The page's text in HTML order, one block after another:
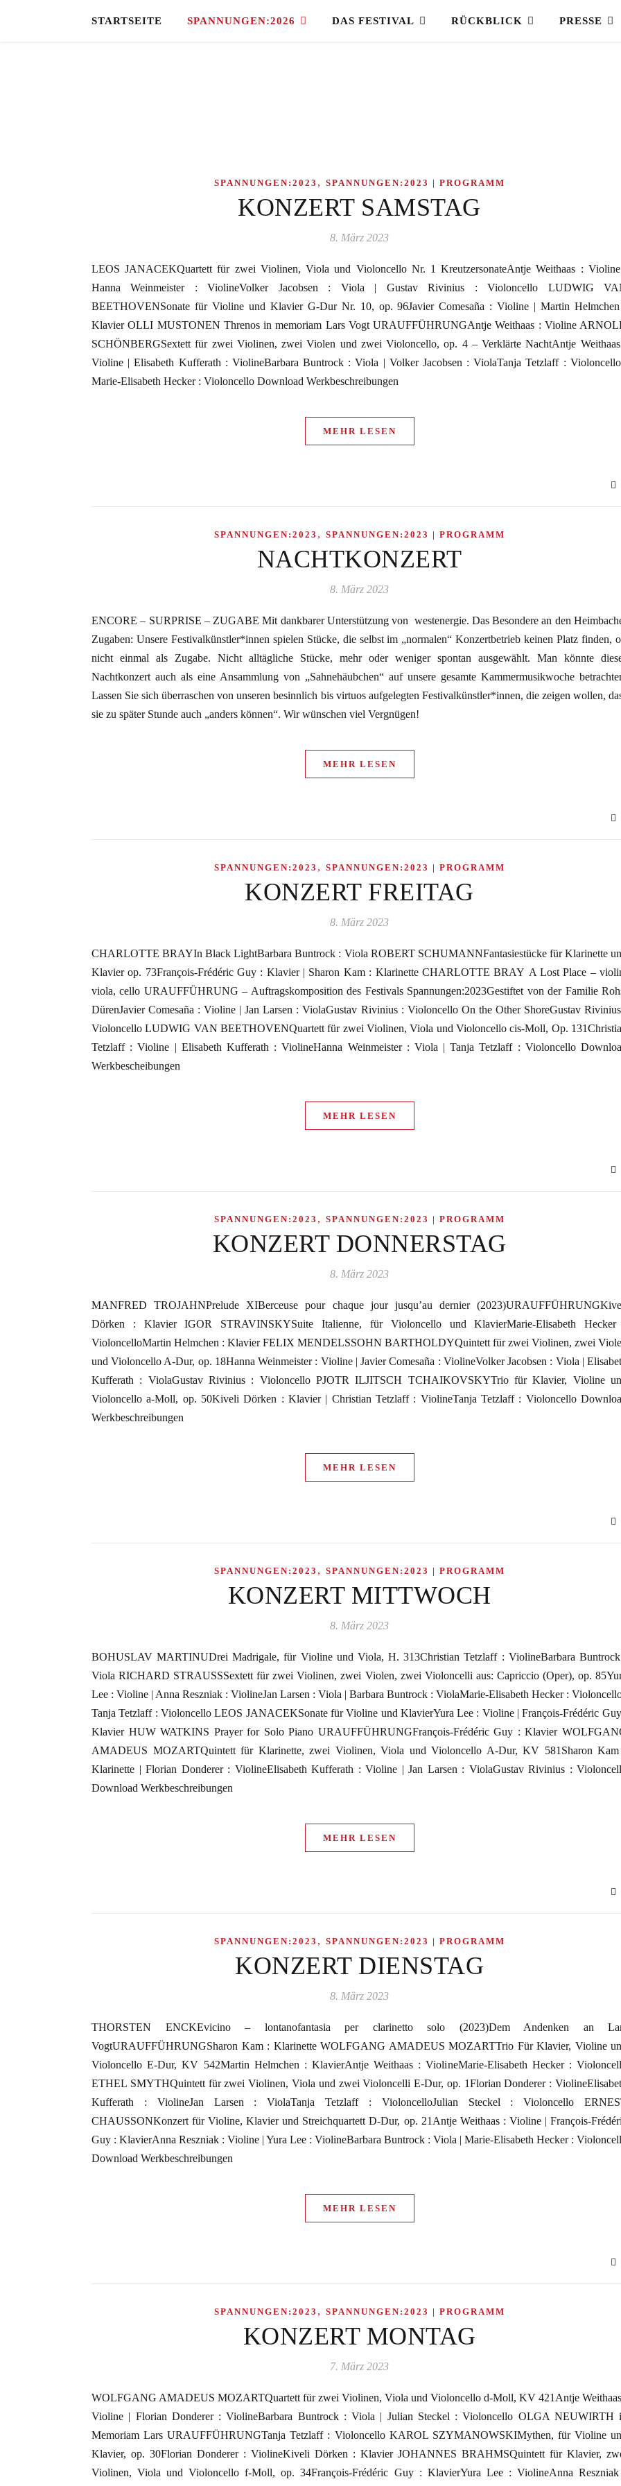
STARTSEITE SPANNUNGEN:2026 DAS FESTIVAL RÜCKBLICK PRESSE
SPANNUNGEN:2023 , SPANNUNGEN:2023 | PROGRAMM
KONZERT SAMSTAG
8. März 2023
LEOS JANACEKQuartett für zwei Violinen, Viola und Violoncello Nr. 1 KreutzersonateAntje Weithaas :
Hanna Weinmeister : ViolineVolker Jacobsen : Viola | Gustav Rivinius : Violoncello LUDWIG
BEETHOVENSonate für Violine und Klavier G-Dur Nr. 10, op. 96Javier Comesaña : Violine | Martin
Klavier OLLI MUSTONEN Threnos in memoriam Lars Vogt URAUFFÜHRUNGAntje Weithaas : Violine
SCHÖNBERGSextett für zwei Violinen, zwei Violen und zwei Violoncello, op. 4 – Verklärte NachtAntje
Violine | Elisabeth Kufferath : ViolineBarbara Buntrock : Viola | Volker Jacobsen : ViolaTanja Tetzlaff :
Marie-Elisabeth Hecker : Violoncello Download Werkbeschreibungen
MEHR LESEN
SPANNUNGEN:2023 , SPANNUNGEN:2023 | PROGRAMM
NACHTKONZERT
8. März 2023
ENCORE – SURPRISE – ZUGABE Mit dankbarer Unterstützung von westenergie. Das Besondere an den
Zugaben: Unsere Festivalkünstler*innen spielen Stücke, die selbst im „normalen“ Konzertbetrieb keinen Platz finden,
nicht einmal als Zugabe. Nicht alltägliche Stücke, mehr oder weniger spontan ausgewählt. Man könnte
Nachtkonzert auch als eine Ansammlung von „Sahnehäubchen“ auf unsere gesamte Kammermusikwoche
Lassen Sie sich überraschen von unseren besinnlich bis virtuos aufgelegten Festivalkünstler*innen, die zeigen wollen,
sie zu später Stunde auch „anders können“. Wir wünschen viel Vergnügen!
MEHR LESEN
SPANNUNGEN:2023 , SPANNUNGEN:2023 | PROGRAMM
KONZERT FREITAG
8. März 2023
CHARLOTTE BRAYIn Black LightBarbara Buntrock : Viola ROBERT SCHUMANNFantasiestücke für Klarinette
Klavier op. 73François-Frédéric Guy : Klavier | Sharon Kam : Klarinette CHARLOTTE BRAY A Lost Place –
viola, cello URAUFFÜHRUNG – Auftragskomposition des Festivals Spannungen:2023Gestiftet von der Familie
DürenJavier Comesaña : Violine | Jan Larsen : ViolaGustav Rivinius : Violoncello On the Other ShoreGustav
Violoncello LUDWIG VAN BEETHOVENQuartett für zwei Violinen, Viola und Violoncello cis-Moll, Op.
Tetzlaff : Violine | Elisabeth Kufferath : ViolineHanna Weinmeister : Viola | Tanja Tetzlaff : Violoncello
Werkbescheibungen
MEHR LESEN
SPANNUNGEN:2023 , SPANNUNGEN:2023 | PROGRAMM
KONZERT DONNERSTAG
8. März 2023
MANFRED TROJAHNPrelude XIBerceuse pour chaque jour jusqu’au dernier
Dörken : Klavier IGOR STRAVINSKYSuite Italienne, für Violoncello und KlavierMarie-Elisabeth
VioloncelloMartin Helmchen : Klavier FELIX MENDELSSOHN BARTHOLDYQuintett für zwei Violinen, zwei
und Violoncello A-Dur, op. 18Hanna Weinmeister : Violine | Javier Comesaña : ViolineVolker Jacobsen : Viola |
Kufferath : ViolaGustav Rivinius : Violoncello PJOTR ILJITSCH TCHAIKOVSKYTrio für Klavier, Violine
Violoncello a-Moll, op. 50Kiveli Dörken : Klavier | Christian Tetzlaff : ViolineTanja Tetzlaff : Violoncello
Werkbeschreibungen
MEHR LESEN
SPANNUNGEN:2023 , SPANNUNGEN:2023 | PROGRAMM
KONZERT MITTWOCH
8. März 2023
BOHUSLAV MARTINUDrei Madrigale, für Violine und Viola, H. 313Christian Tetzlaff : ViolineBarbara
Viola RICHARD STRAUSSSextett für zwei Violinen, zwei Violen, zwei Violoncelli aus: Capriccio (Oper), op.
Lee : Violine | Anna Reszniak : ViolineJan Larsen : Viola | Barbara Buntrock : ViolaMarie-Elisabeth Hecker :
Tanja Tetzlaff : Violoncello LEOS JANACEKSonate für Violine und KlavierYura Lee : Violine | François-Frédéric
Klavier HUW WATKINS Prayer for Solo Piano URAUFFÜHRUNGFrançois-Frédéric Guy : Klavier
AMADEUS MOZARTQuintett für Klarinette, zwei Violinen, Viola und Violoncello A-Dur, KV 581Sharon
Klarinette | Florian Donderer : ViolineElisabeth Kufferath : Violine | Jan Larsen : ViolaGustav Rivinius :
Download Werkbeschreibungen
MEHR LESEN
SPANNUNGEN:2023 , SPANNUNGEN:2023 | PROGRAMM
KONZERT DIENSTAG
8. März 2023
THORSTEN ENCKEvicino – lontanofantasia per clarinetto solo (2023)Dem Andenken an
VogtURAUFFÜHRUNGSharon Kam : Klarinette WOLFGANG AMADEUS MOZARTTrio Für Klavier, Violine
Violoncello E-Dur, KV 542Martin Helmchen : KlavierAntje Weithaas : ViolineMarie-Elisabeth Hecker :
ETHEL SMYTHQuintett für zwei Violinen, Viola und zwei Violoncelli E-Dur, op. 1Florian Donderer :
Kufferath : ViolineJan Larsen : ViolaTanja Tetzlaff : VioloncelloJulian Steckel : Violoncello
CHAUSSONKonzert für Violine, Klavier und Streichquartett D-Dur, op. 21Antje Weithaas : Violine | François-
Guy : KlavierAnna Reszniak : Violine | Yura Lee : ViolineBarbara Buntrock : Viola | Marie-Elisabeth Hecker :
Download Werkbeschreibungen
MEHR LESEN
SPANNUNGEN:2023 , SPANNUNGEN:2023 | PROGRAMM
KONZERT MONTAG
7. März 2023
WOLFGANG AMADEUS MOZARTQuartett für zwei Violinen, Viola und Violoncello d-Moll, KV 421Antje
Violine | Florian Donderer : ViolineBarbara Buntrock : Viola | Julian Steckel : Violoncello OLGA NEUWIRTH
Memoriam Lars URAUFFÜHRUNGTanja Tetzlaff : Violoncello KAROL SZYMANOWSKIMythen, für Violine
Klavier, op. 30Florian Donderer : ViolineKiveli Dörken : Klavier JOHANNES BRAHMSQuintett für Klavier,
Violinen, Viola und Violoncello f-Moll, op. 34François-Frédéric Guy : KlavierYura Lee : ViolineAnna